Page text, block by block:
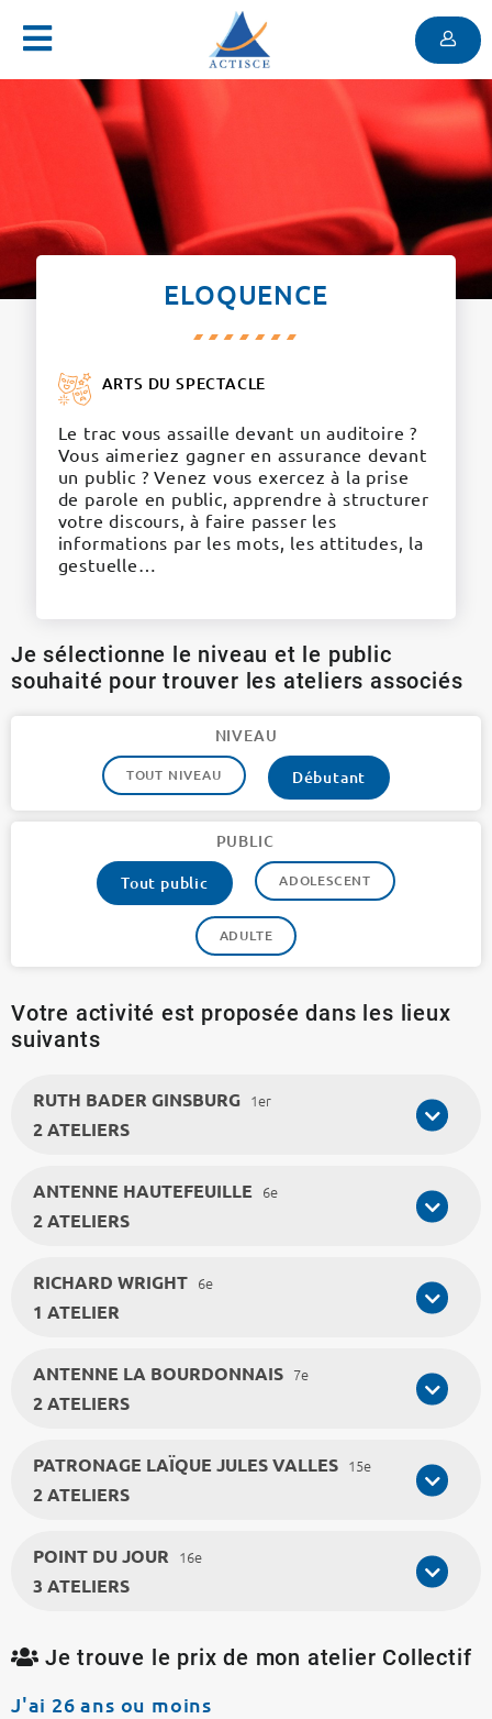
Menu
ELOQUENCE
ARTS DU SPECTACLE
Le trac vous assaille devant un auditoire ?
Vous aimeriez gagner en assurance devant
un public ? Venez vous exercez à la prise
de parole en public, apprendre à structurer
votre discours, à faire passer les
informations par les mots, les attitudes, la
gestuelle…
Je sélectionne le niveau et le public
souhaité pour trouver les ateliers associés
NIVEAU
TOUT NIVEAU Débutant
PUBLIC
Tout public
ADOLESCENT
ADULTE
Votre activité est proposée dans les lieux
suivants
RUTH BADER GINSBURG 1er
2 ATELIERS
ANTENNE HAUTEFEUILLE 6e
2 ATELIERS
RICHARD WRIGHT 6e
1 ATELIER
ANTENNE LA BOURDONNAIS 7e
2 ATELIERS
PATRONAGE LAÏQUE JULES VALLES 15e
2 ATELIERS
POINT DU JOUR 16e
3 ATELIERS
Je trouve le prix de mon atelier Collectif
J'ai 26 ans ou moins